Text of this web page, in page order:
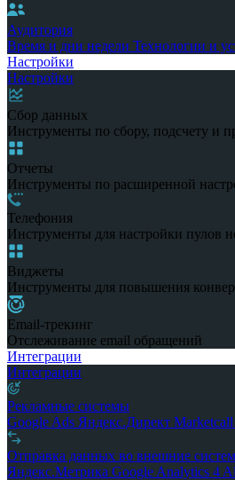
Аудитория
Время и дни недели Технологии и
Настройки
Настройки
Сбор данных
Инструменты по сбору, подсчету и
Отчеты
Инструменты по расширенной
Телефония
Инструменты для настройки пулов
Виджеты
Инструменты для повышения
Email-трекинг
Отслеживание email обращений
Интеграции
Интеграции
Рекламные системы
Google Ads Яндекс.Директ Marketcall
Отправка данных во внешние
Яндекс.Метрика Google Analytics 4